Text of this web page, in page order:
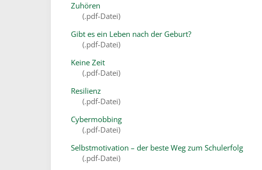
Zuhören
(.pdf-Datei)
Gibt es ein Leben nach der Geburt?
(.pdf-Datei)
Keine Zeit
(.pdf-Datei)
Resilienz
(.pdf-Datei)
Cybermobbing
(.pdf-Datei)
Selbstmotivation – der beste Weg zum Schulerfolg
(.pdf-Datei)